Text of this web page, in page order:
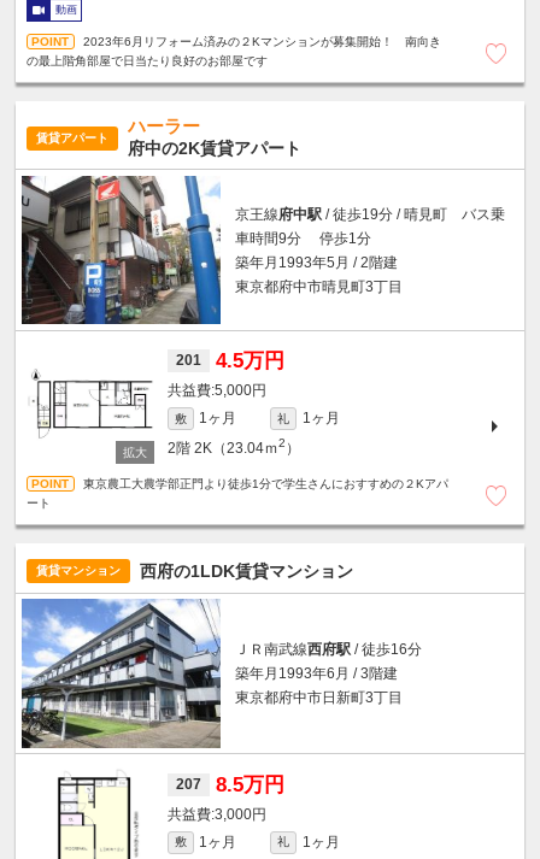
動画
2023年6月リフォーム済みの２Kマンションが募集開始！ 南向き
の最上階角部屋で日当たり良好のお部屋です
賃貸アパート
ハーラー
府中の2K賃貸アパート
京王線府中駅 / 徒歩19分 / 晴見町 バス乗
車時間9分 停歩1分
築年月1993年5月 / 2階建
東京都府中市晴見町3丁目
201 4.5万円
5,000円
敷 1ヶ月 礼
1ヶ月
2階 2K（23.04ｍ2 ）
東京農工大農学部正門より徒歩1分で学生さんにおすすめの２Kアパ
ート
賃貸マンション 西府の1LDK賃貸マンション
ＪＲ南武線西府駅 / 徒歩16分
築年月1993年6月 / 3階建
東京都府中市日新町3丁目
207 8.5万円
3,000円
敷 1ヶ月 礼
1ヶ月